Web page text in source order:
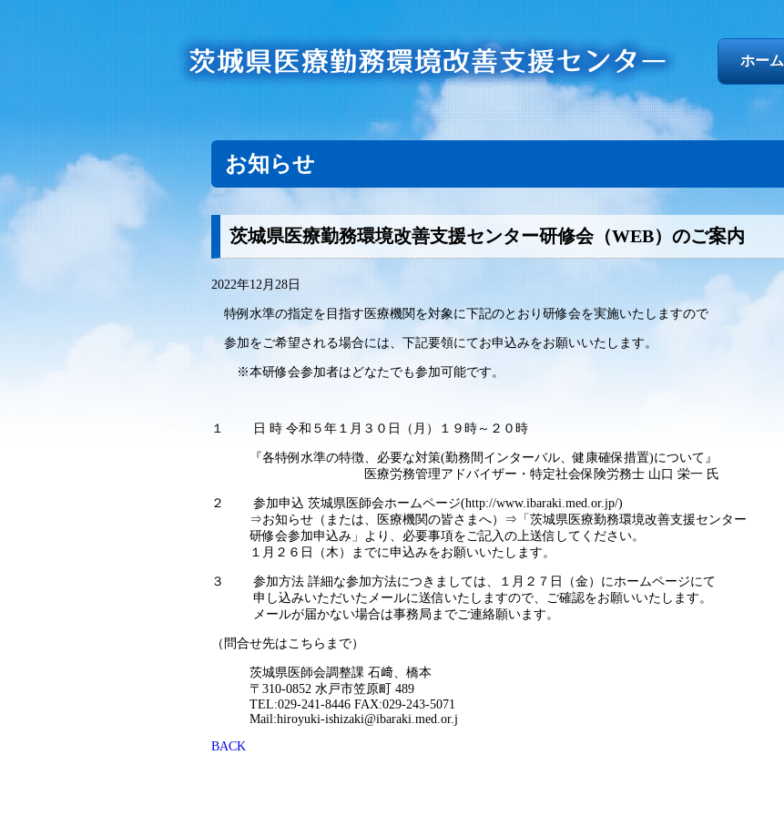
ホーム
お知らせ
茨城県医療勤務環境改善支援センター研修会（WEB）のご案内
2022年12月28日
特例水準の指定を目指す医療機関を対象に下記のとおり研修会を実施いたしますので
参加をご希望される場合には、下記要領にてお申込みをお願いいたします。
※本研修会参加者はどなたでも参加可能です。
１ 日 時 令和５年１月３０日（月）１９時～２０時
『各特例水準の特徴、必要な対策(勤務間インターバル、健康確保措置)について』
医療労務管理アドバイザー・特定社会保険労務士 山口 栄一 氏
２ 参加申込 茨城県医師会ホームページ(http://www.ibaraki.med.or.jp/)
⇒お知らせ（または、医療機関の皆さまへ）⇒「茨城県医療勤務環境改善支援センター
研修会参加申込み」より、必要事項をご記入の上送信してください。
１月２６日（木）までに申込みをお願いいたします。
３ 参加方法 詳細な参加方法につきましては、１月２７日（金）にホームページにて
申し込みいただいたメールに送信いたしますので、ご確認をお願いいたします。
メールが届かない場合は事務局までご連絡願います。
（問合せ先はこちらまで）
茨城県医師会調整課 石﨑、橋本
〒310-0852 水戸市笠原町 489
TEL:029-241-8446 FAX:029-243-5071
Mail:hiroyuki-ishizaki@ibaraki.med.or.j
BACK